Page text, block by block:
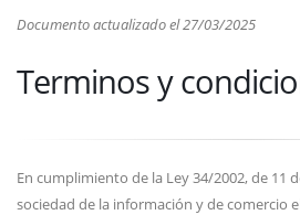
Documento actualizado el 27/03/2025
Terminos y
En cumplimiento de la Ley 34/2002, de 11
sociedad de la información y de comercio